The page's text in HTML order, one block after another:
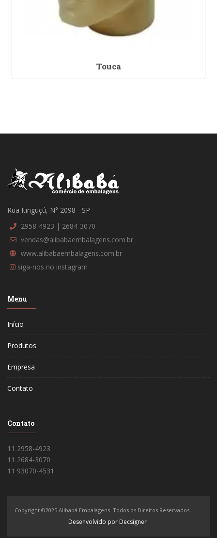
Touca
Rua Itinguçú, N° 2098 - SP
2958-4923 | 2684-3070
vendas@alibabaembalagens.com.br
www.alibabaembalagens.com.br
siga-nos no instagram
Menu
Início
Produtos
Empresa
Contato
Contato
11 2958-4923
11 2684-3070
11 93070-4531
Copyright ©2025 Alibabá Embalagens. Todos os Direitos Reservados
Desenvolvido por Decsigner